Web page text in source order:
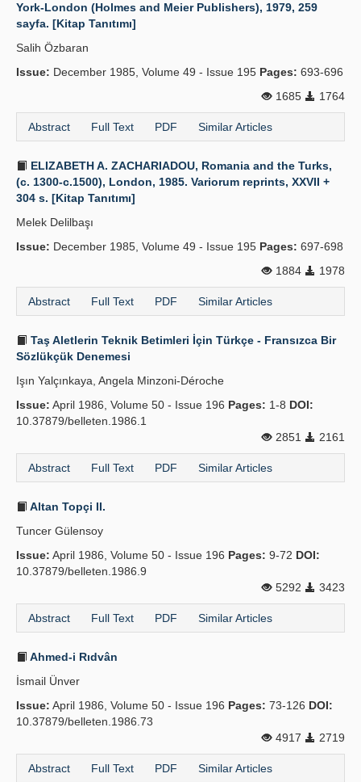
Publication Policies
Guidelines
York-London (Holmes and Meier Publishers), 1979, 259
sayfa. [Kitap Tanıtımı]
Salih Özbaran
Issue: December 1985, Volume 49 - Issue 195 Pages: 693-696
1685
1764
Abstract Full Text PDF Similar Articles
ELIZABETH A. ZACHARIADOU, Romania and the Turks,
(c. 1300-c.1500), London, 1985. Variorum reprints, XXVII +
304 s. [Kitap Tanıtımı]
Melek Delilbaşı
Issue: December 1985, Volume 49 - Issue 195 Pages: 697-698
1884
1978
Abstract Full Text PDF Similar Articles
Taş Aletlerin Teknik Betimleri İçin Türkçe - Fransızca Bir
Sözlükçük Denemesi
Işın Yalçınkaya, Angela Minzoni-Déroche
Issue: April 1986, Volume 50 - Issue 196 Pages: 1-8 DOI:
10.37879/belleten.1986.1
2851
2161
Abstract Full Text PDF Similar Articles
Altan Topçi II.
Tuncer Gülensoy
Issue: April 1986, Volume 50 - Issue 196 Pages: 9-72 DOI:
10.37879/belleten.1986.9
5292
3423
Abstract Full Text PDF Similar Articles
Ahmed-i Rıdvân
İsmail Ünver
Issue: April 1986, Volume 50 - Issue 196 Pages: 73-126 DOI:
10.37879/belleten.1986.73
4917
2719
Abstract Full Text PDF Similar Articles